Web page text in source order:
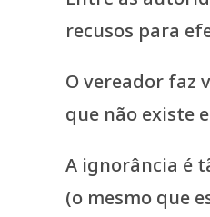
recusos para
O vereador faz
que não existe
A ignorância é
(o mesmo que